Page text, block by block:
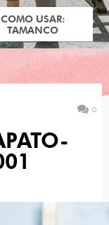
COMO USAR:
TAMANCO
0